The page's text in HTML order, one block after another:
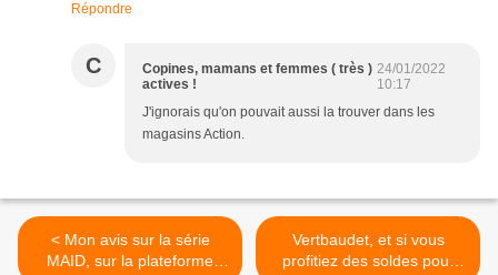
Répondre
C
Copines, mamans et femmes ( très )
actives !
24/01/2022
10:17
J'ignorais qu'on pouvait aussi la trouver dans les
magasins Action.
< Mon avis sur la série
MAID, sur la plateforme
Vertbaudet, et si vous
profitiez des soldes pour